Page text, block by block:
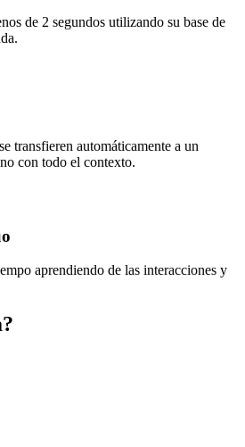
de 2 segundos utilizando su base de
transfieren automáticamente a un
con todo el contexto.
aprendiendo de las interacciones y